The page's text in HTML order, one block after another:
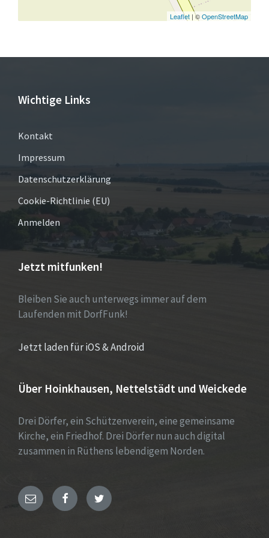
Leaflet | ©OpenStreetMap
Wichtige Links
Kontakt
Impressum
Datenschutzerklärung
Cookie-Richtlinie (EU)
Anmelden
Jetzt mitfunken!
Bleiben Sie auch unterwegs immer auf dem
Laufenden mit DorfFunk!
Jetzt laden für iOS & Android
Über Hoinkhausen, Nettelstädt und Weickede
Drei Dörfer, ein Schützenverein, eine gemeinsame
Kirche, ein Friedhof. Drei Dörfer nun auch digital
zusammen in Rüthens lebendigem Norden.
E- FacebookTwitter